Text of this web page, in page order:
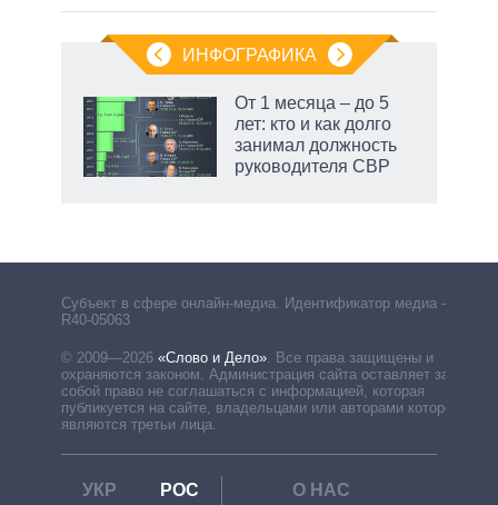
ИНФОГРАФИКА
От 1 месяца – до 5
лет: кто и как долго
занимал должность
руководителя СВР
Субъект в сфере онлайн-медиа. Идентификатор медиа –
R40-05063
© 2009—2026 «Слово и Дело»
Все права защищены и
охраняются законом. Администрация сайта оставляет за
собой право не соглашаться с информацией, которая
публикуется на сайте, владельцами или авторами которой
являются третьи лица.
УКР РОС
О НАС